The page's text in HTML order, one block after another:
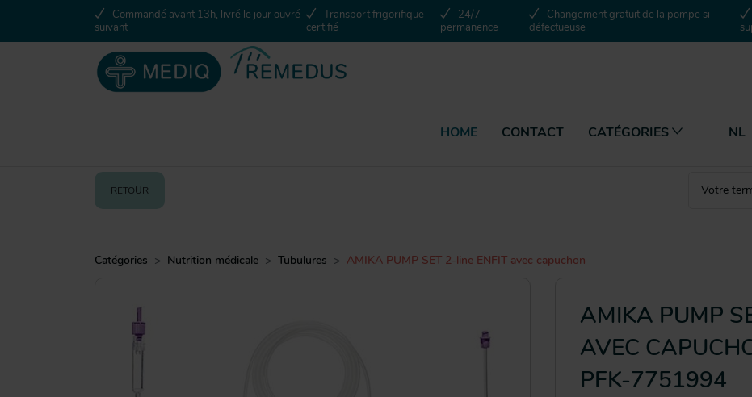
Commandé avant 13h, livré le jour ouvré
suivant
Transport frigorifique
certifié
24/7
permanence
Changement gratuit de la pompe si
défectueuse
HOME CONTACT CATÉGORIES NL
RETOUR
Catégories Nutrition médicale Tubulures AMIKA PUMP SET 2-line ENFIT avec capuchon
AMIKA PUMP
AVEC
PFK-7751994